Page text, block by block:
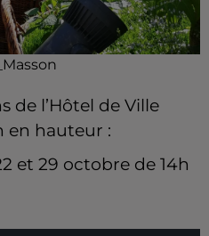
de l’Hôtel de Ville
en hauteur :
et 29 octobre de 14h